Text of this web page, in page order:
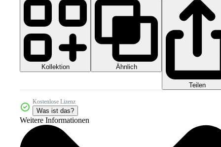
Kollektion Ähnlich
Teilen
Kostenlose Lizenz
Was ist das?
Weitere Informationen